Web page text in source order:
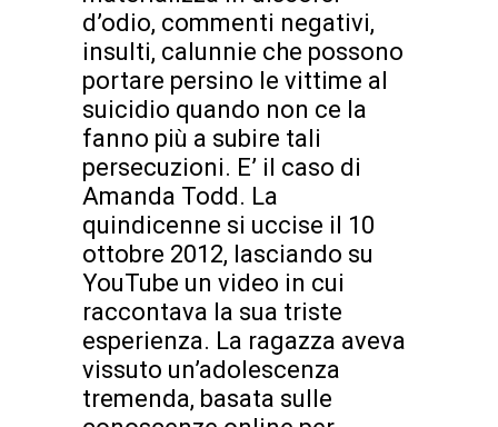
d’odio, commenti negativi,
insulti, calunnie che possono
portare persino le vittime al
suicidio quando non ce la
fanno più a subire tali
persecuzioni. E’ il caso di
Amanda Todd. La
quindicenne si uccise il 10
ottobre 2012, lasciando su
YouTube un video in cui
raccontava la sua triste
esperienza. La ragazza aveva
vissuto un’adolescenza
tremenda, basata sulle